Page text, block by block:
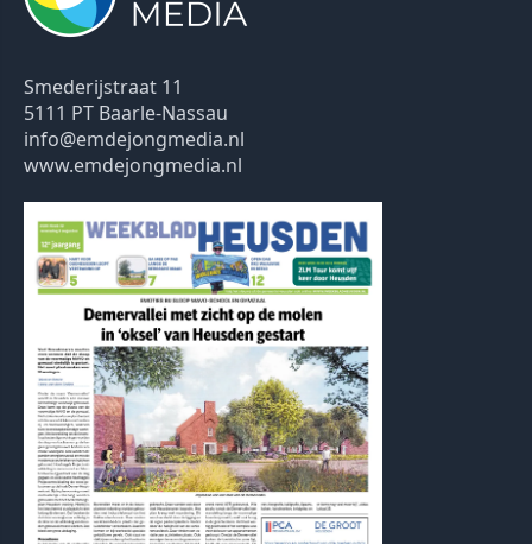
Smederijstraat 11
5111 PT Baarle-Nassau
info@emdejongmedia.nl
www.emdejongmedia.nl